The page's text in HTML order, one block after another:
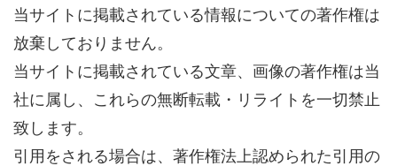
当サイトに掲載されている情報についての著作権は
放棄しておりません。
当サイトに掲載されている文章、画像の著作権は当
社に属し、これらの無断転載・リライトを一切禁止
致します。
引用をされる場合は、著作権法上認められた引用の